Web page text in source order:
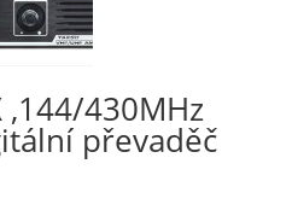
,144/430MHz
převaděč